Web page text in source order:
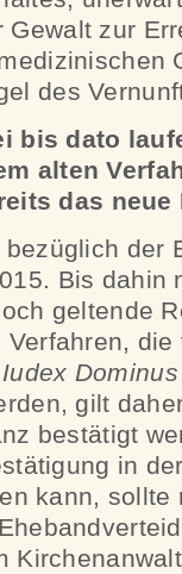
zur
des
bis dato
alten
das
der
Bis dahin
geltende
gilt
bestätigt
in
kann, sollte